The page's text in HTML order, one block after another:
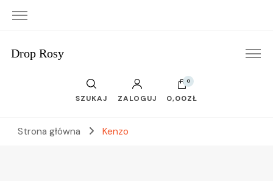
Drop Rosy
SZUKAJ ZALOGUJ
0
0,00ZŁ
Strona główna Kenzo